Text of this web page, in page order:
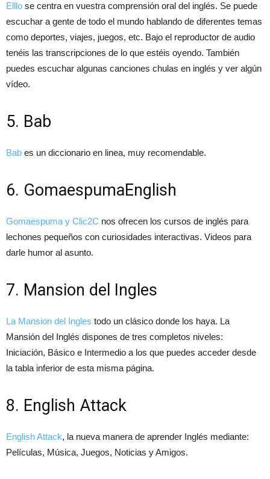
Elllo se centra en vuestra comprensión oral del inglés. Se puede
escuchar a gente de todo el mundo hablando de diferentes temas
como deportes, viajes, juegos, etc. Bajo el reproductor de audio
tenéis las transcripciones de lo que estéis oyendo. También
puedes escuchar algunas canciones chulas en inglés y ver algún
vídeo.
5. Bab
Bab es un diccionario en linea, muy recomendable.
6. GomaespumaEnglish
Gomaespuma y Clic2C nos ofrecen los cursos de inglés para
lechones pequeños con curiosidades interactivas. Videos para
darle humor al asunto.
7. Mansion del Ingles
La Mansion del Ingles todo un clásico donde los haya. La
Mansión del Inglés dispones de tres completos niveles:
Iniciación, Básico e Intermedio a los que puedes acceder desde
la tabla inferior de esta misma página.
8. English Attack
English Attack, la nueva manera de aprender Inglés mediante:
Películas, Música, Juegos, Noticias y Amigos.